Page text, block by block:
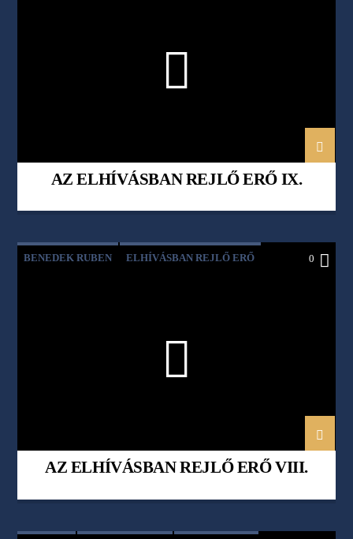
AZ ELHÍVÁSBAN REJLŐ ERŐ IX.
BENEDEK RUBEN ELHÍVÁSBAN REJLŐ ERŐ 0
AZ ELHÍVÁSBAN REJLŐ ERŐ VIII.